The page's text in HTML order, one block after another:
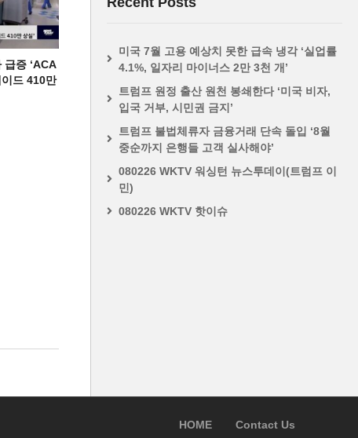
급증 ‘ACA
드 410만
미국 7월 고용 예상치 못한 급속 냉각 ‘실업률
4.1%, 일자리 마이너스 2만 3천 개’
트럼프 원정 출산 원천 봉쇄한다 ‘미국 비자,
입국 거부, 시민권 금지’
트럼프 불법체류자 금융거래 단속 돌입 ‘8월
중순까지 은행들 고객 실사해야’
080226 WKTV 워싱턴 뉴스투데이(트럼프 이
민)
080226 WKTV 핫이슈
HOME Contact Us